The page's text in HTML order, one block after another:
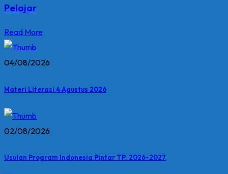
Pelajar
Read More
04/08/2026
Materi Literasi 4 Agustus 2026
02/08/2026
Usulan Program Indonesia Pintar TP. 2026-2027